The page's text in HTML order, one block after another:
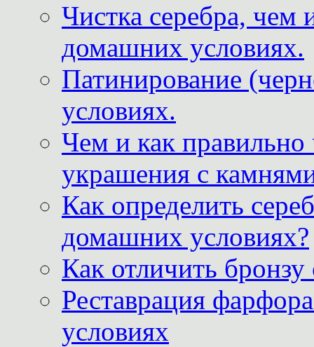
Чистка серебра, чем
домашних условиях.
Патинирование
условиях.
Чем и как
украшения с
Как определить
домашних условиях?
Как отличить
Реставрация
условиях